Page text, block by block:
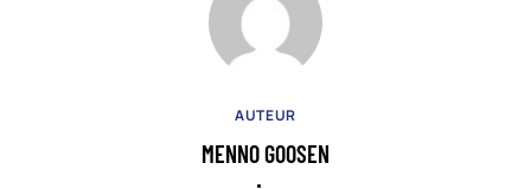
AUTEUR
MENNO GOOSEN